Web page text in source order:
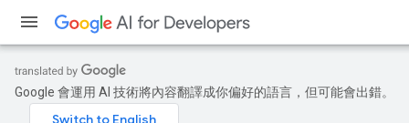
Google 會運用 AI 技術將內容翻譯成你偏好的語言，但可能會出錯。